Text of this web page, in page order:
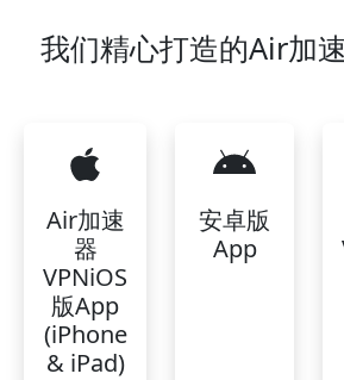
我们精心打造的Air加
Air加速
器
VPNiOS
版App
(iPhone
& iPad)
安卓版
App